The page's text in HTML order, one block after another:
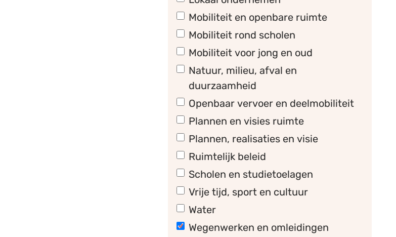
Mobiliteit en openbare ruimte
Mobiliteit rond scholen
Mobiliteit voor jong en oud
Natuur, milieu, afval en
duurzaamheid
Openbaar vervoer en deelmobiliteit
Plannen en visies ruimte
Plannen, realisaties en visie
Ruimtelijk beleid
Scholen en studietoelagen
Vrije tijd, sport en cultuur
Water
Wegenwerken en omleidingen